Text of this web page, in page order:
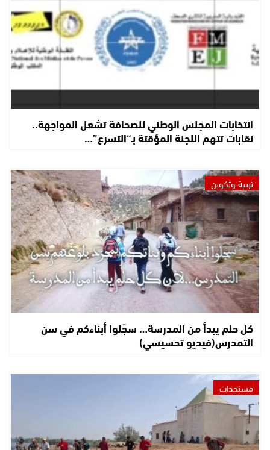
انتخابات المجلس الوطني للصحافة تشعل المواجهة..
نقابات تتهم اللجنة المؤقتة بـ“التسرع”…
تربية وتكوين
كل حلم يبدأ من المدرسة… سجّلوا أبناءكم في سن
التمدرس(فيديو تحسيسي)
مستجدات